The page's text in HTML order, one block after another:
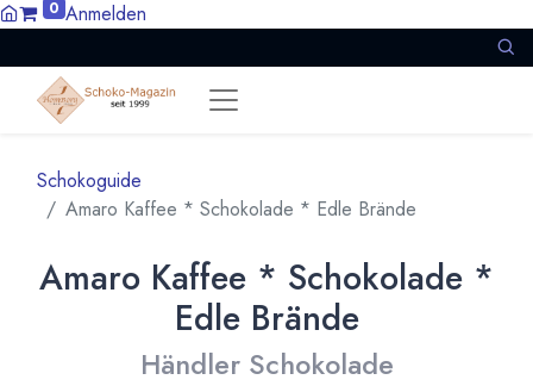
0 Anmelden
Schokoguide
Amaro Kaffee * Schokolade * Edle Brände
Amaro Kaffee * Schokolade *
Edle Brände
Händler Schokolade